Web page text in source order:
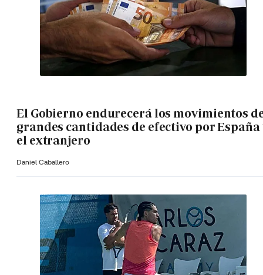
El Gobierno endurecerá los movimientos
grandes cantidades de efectivo por España
el extranjero
Daniel Caballero